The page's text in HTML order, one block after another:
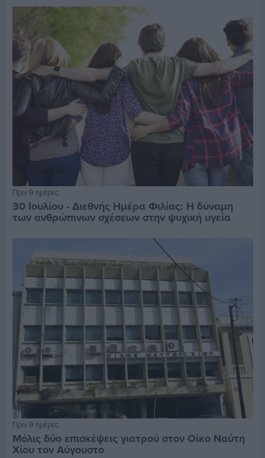
Πριν 9 ημέρες
30 Ιουλίου - Διεθνής Ημέρα Φιλίας: Η δύναμη
των ανθρώπινων σχέσεων στην ψυχική υγεία
Πριν 9 ημέρες
Μόλις δύο επισκέψεις γιατρού στον Οίκο Ναύτη
Χίου τον Αύγουστο